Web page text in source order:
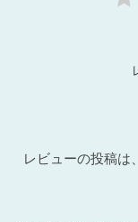
レビューの投稿は